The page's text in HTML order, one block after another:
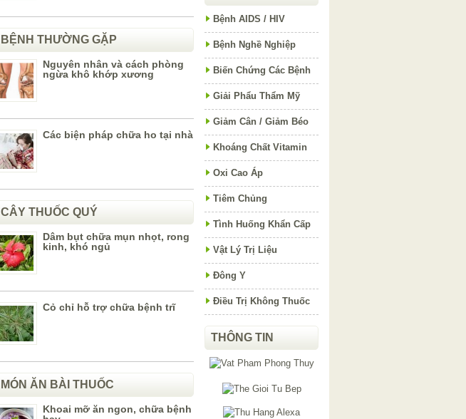
BỆNH THƯỜNG GẶP
Nguyên nhân và cách phòng
ngừa khô khớp xương
Các biện pháp chữa ho tại nhà
CÂY THUỐC QUÝ
Dâm bụt chữa mụn nhọt, rong
kinh, khó ngủ
Cỏ chỉ hỗ trợ chữa bệnh trĩ
MÓN ĂN BÀI THUỐC
Khoai mỡ ăn ngon, chữa bệnh
Bệnh AIDS / HIV
Bệnh Nghề Nghiệp
Biến Chứng Các Bệnh
Giải Phẩu Thẩm Mỹ
Giảm Cân / Giảm Béo
Khoáng Chất Vitamin
Oxi Cao Áp
Tiêm Chủng
Tình Huống Khẩn Cấp
Vật Lý Trị Liệu
Đông Y
Điều Trị Không Thuốc
THÔNG TIN